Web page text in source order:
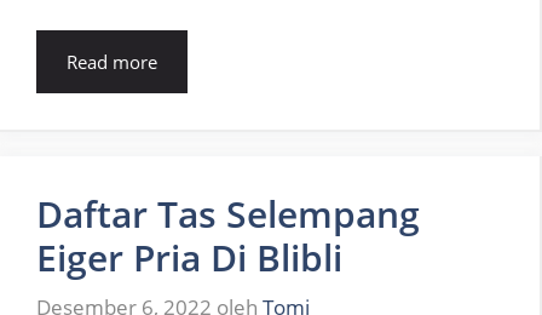
Read more
Daftar Tas Selempang
Eiger Pria Di Blibli
Desember 6, 2022 oleh Tomi